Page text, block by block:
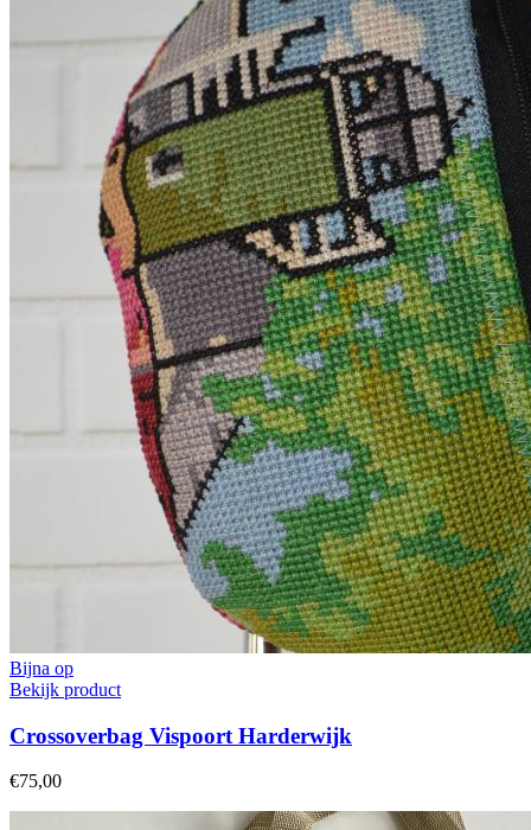
Bijna op
Bekijk product
Crossoverbag Vispoort Harderwijk
€75,00